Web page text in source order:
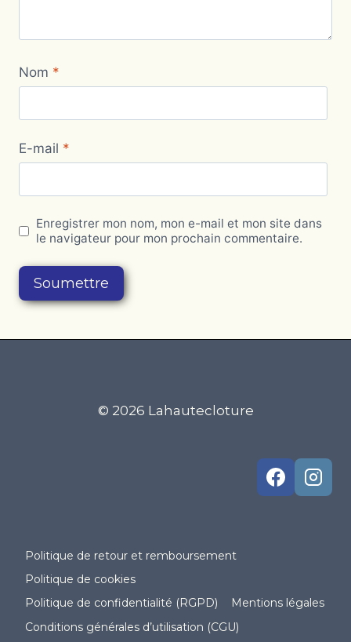
Nom *
E-mail *
Enregistrer mon nom, mon e-mail et mon site dans
le navigateur pour mon prochain commentaire.
© 2026 Lahautecloture
Politique de retour et remboursement
Politique de cookies
Politique de confidentialité (RGPD)
Mentions légales
Conditions générales d’utilisation (CGU)